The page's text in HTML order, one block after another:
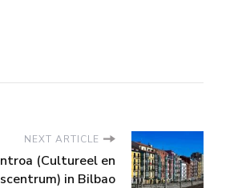
NEXT ARTICLE
(Cultureel en
in Bilbao